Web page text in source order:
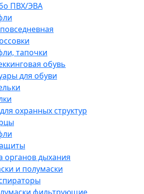
ПВХ/ЭВА
тапочки
обувь
для обуви
охранных структур
органов дыхания
и полумаски